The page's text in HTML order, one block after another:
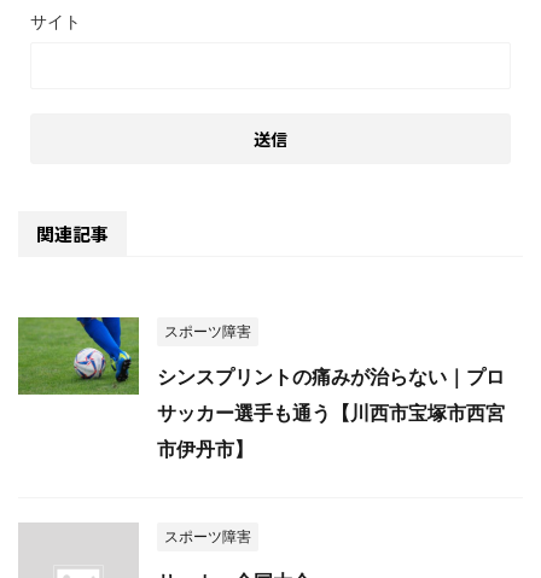
サイト
関連記事
スポーツ障害
シンスプリントの痛みが治らない｜プロ
サッカー選手も通う【川西市宝塚市西宮
市伊丹市】
スポーツ障害